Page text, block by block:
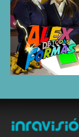
ESCUCHAR